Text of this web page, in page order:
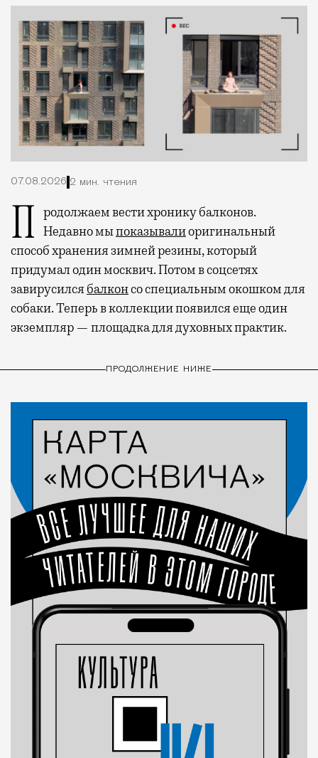
07.08.2026 2 мин. чтения
Продолжаем вести хронику балконов. Недавно мыпоказывалиоригинальный
способ хранения зимней резины, который
придумал один москвич. Потом в соцсетях
завирусилсябалконсо специальным окошком для
собаки. Теперь в коллекции появился еще один
экземпляр — площадка для духовных практик.
ПРОДОЛЖЕНИЕ НИЖЕ